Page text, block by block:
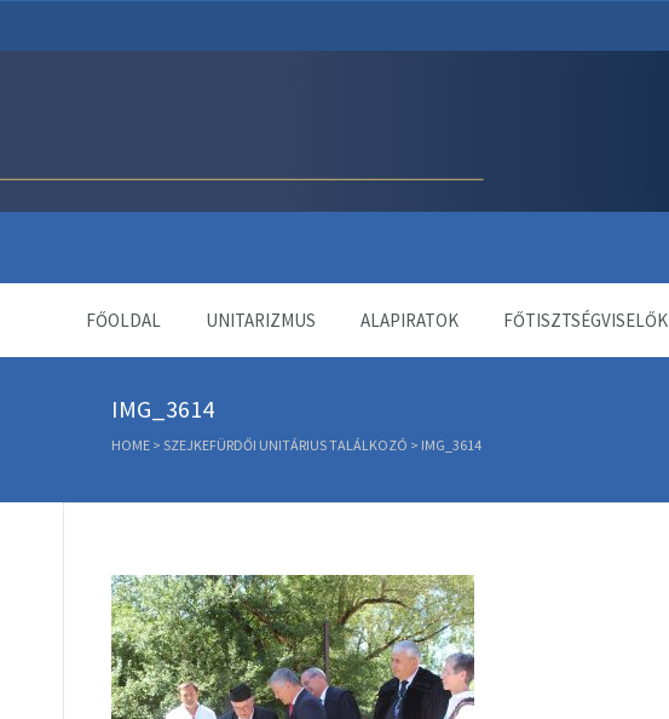
FŐOLDAL UNITARIZMUS ALAPIRATOK FŐTISZTSÉGVISELŐK
IMG_3614
HOME > SZEJKEFÜRDŐI UNITÁRIUS TALÁLKOZÓ > IMG_3614